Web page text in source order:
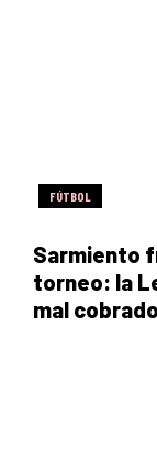
FÚTBOL
Sarmiento
torneo: la
mal cobrado